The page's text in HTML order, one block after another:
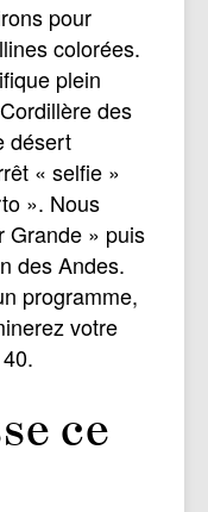
pour
colorées.
plein
des
désert
« selfie »
». Nous
Grande » puis
des Andes.
programme,
votre
ce